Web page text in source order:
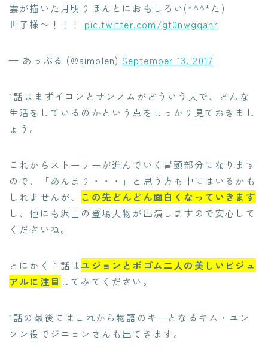
雲が描いた月明りほんとにおもしろい(*^^*た)
世子様〜！！！ pic.twitter.com/gt0nwgqanr
— あっぷる (@aimplen) September 13, 2017
1話はまずイヨンとサンノムがどういう人で、どんな
生活をしているのかという点をしっかり見ておきまし
ょう。
これからストーリーが進んでいく冒頭部分になります
ので、「あんまり・・・」と思う方も中にはいるかも
しれませんが、 この先どんどん面白くなっていきます
し、他にも沢山の登場人物が出演しますので安心して
くださいね。
とにかく１話はユジョンとボゴム二人の美しいビジュ
アルに注目 してみてください。
1話の最後にはこれから物語のキーとなるキム・ユン
ソン役でジニョンさんも出てきます。